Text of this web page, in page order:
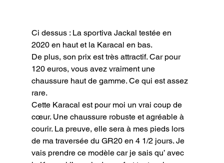
Ci dessus : La sportiva Jackal testée en
2020 en haut et la Karacal en bas.
De plus, son prix est très attractif. Car pour
120 euros, vous avez vraiment une
chaussure haut de gamme. Ce qui est assez
rare.
Cette Karacal est pour moi un vrai coup de
cœur. Une chaussure robuste et agréable à
courir. La preuve, elle sera à mes pieds lors
de ma traversée du GR20 en 4 1/2 jours. Je
vais prendre ce modèle car je sais qu’ avec